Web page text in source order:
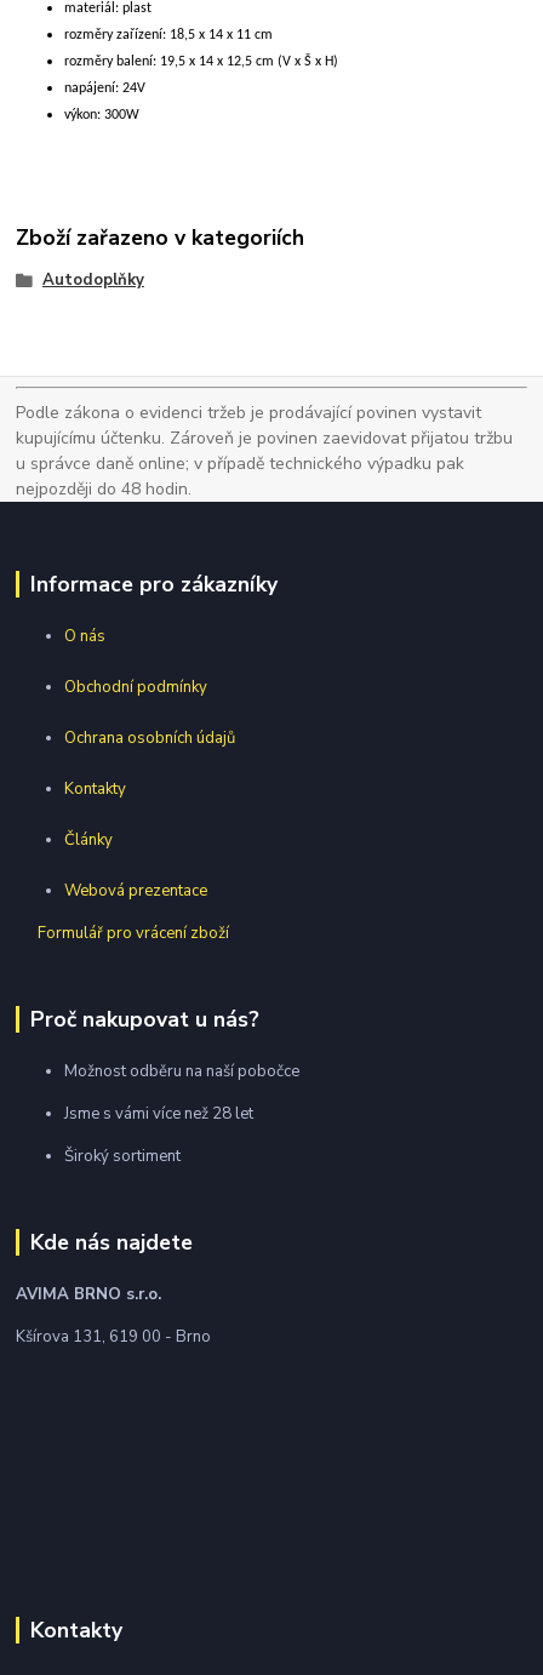
materiál: plast
rozměry zařízení: 18,5 x 14 x 11 cm
rozměry balení: 19,5 x 14 x 12,5 cm (V x Š x H)
napájení: 24V
výkon: 300W
Zboží zařazeno v kategoriích
Autodoplňky
Podle zákona o evidenci tržeb je prodávající povinen vystavit
kupujícímu účtenku. Zároveň je povinen zaevidovat přijatou tržbu
u správce daně online; v případě technického výpadku pak
nejpozději do 48 hodin.
Informace pro zákazníky
O nás
Obchodní podmínky
Ochrana osobních údajů
Kontakty
Články
Webová prezentace
Formulář pro vrácení zboží
Proč nakupovat u nás?
Možnost odběru na naší pobočce
Jsme s vámi více než 28 let
Široký sortiment
Kde nás najdete
AVIMA BRNO s.r.o.
Kšírova 131, 619 00 - Brno
Kontakty